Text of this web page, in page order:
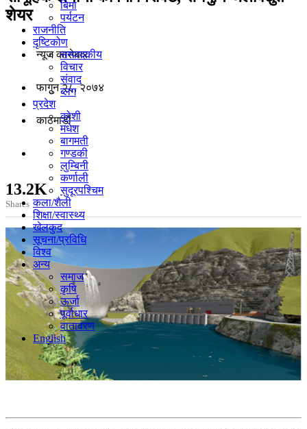
बिमा
पर्यटन
राजनीति
दृष्टिकोण
सम्पादकीय
विचार
संवाद
ब्लग
प्रदेश
कोशी
मधेश
बागमती
गण्डकी
लुम्बिनी
कर्णाली
सुदूरपश्चिम
कला/शैली
शिक्षा/स्वास्थ्य
खेलकुद
सूचना/प्रविधि
विश्व
अन्य
समाज
कृषि
ऊर्जा
पूर्वाधार
वातावरण
English
शेयर
न्यूज काराेबार
फागुन २८, २०७४
काठमाडाैं
13.2K
Shares